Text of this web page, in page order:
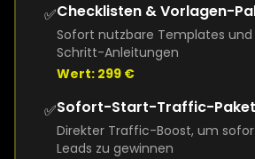
✅Checklisten & Vorlagen-
Sofort nutzbare Templates
Schritt-Anleitungen
Wert: 299 €
✅Sofort-Start-Traffic-Paket
Direkter Traffic-Boost, um
Leads zu gewinnen